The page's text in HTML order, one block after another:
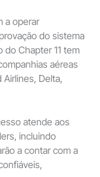
a operar
do sistema
do Chapter 11 tem
aéreas
Delta,
atende aos
incluindo
a contar com a